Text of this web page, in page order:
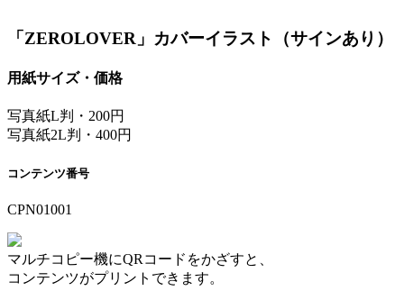
「ZEROLOVER」カバーイラスト（サインあり）
用紙サイズ・価格
写真紙L判・200円
写真紙2L判・400円
コンテンツ番号
CPN01001
マルチコピー機にQRコードをかざすと、
コンテンツがプリントできます。